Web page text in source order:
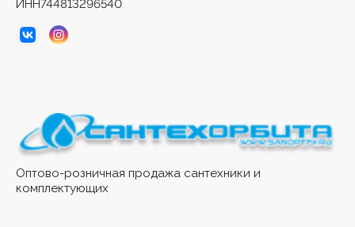
Оптово-розничная продажа сантехники и
комплектующих
ИНН744813296540